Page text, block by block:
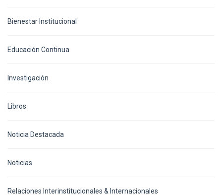
Bienestar Institucional
Educación Continua
Investigación
Libros
Noticia Destacada
Noticias
Relaciones Interinstitucionales & Internacionales